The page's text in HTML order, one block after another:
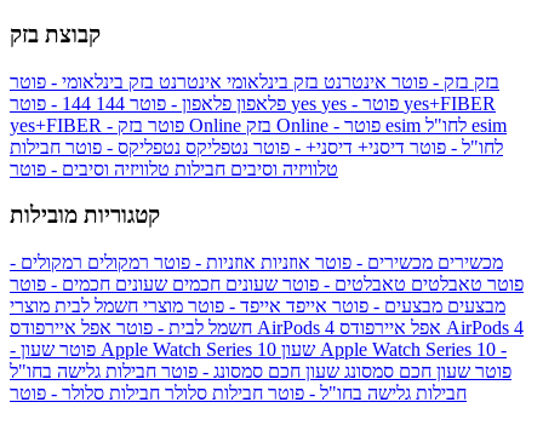
קבוצת בזק
בזק בזק - פוטר אינטרנט בזק בינלאומי אינטרנט בזק בינלאומי - פוטר
פלאפון פלאפון - פוטר 144 yes
yes+FIBER
yes+FIBER - פוטר בזק Online
esim
לחו"ל - פוטר דיסני+ דיסני+ - פוטר נטפליקס נטפליקס - פוטר חבילות
טלוויזיה וסיבים חבילות טלוויזיה וסיבים - פוטר
קטגוריות מובילות
מכשירים מכשירים - פוטר אוזניות אוזניות - פוטר רמקולים רמקולים -
פוטר טאבלטים טאבלטים - פוטר שעונים חכמים שעונים חכמים - פוטר
מבצעים מבצעים - פוטר אייפד אייפד - פוטר מוצרי חשמל לבית מוצרי
חשמל לבית - פוטר אפל איירפודס AirPods 4 אפל איירפודס AirPods 4
- פוטר שעון Apple Watch Series 10 שעון Apple Watch Series 10 -
פוטר שעון חכם סמסונג שעון חכם סמסונג - פוטר חבילות גלישה בחו"ל
חבילות גלישה בחו"ל - פוטר חבילות סלולר חבילות סלולר - פוטר